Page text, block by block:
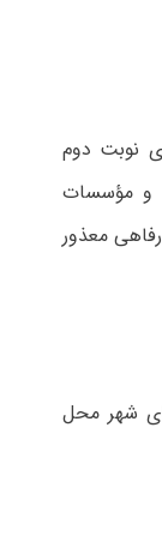
نوبت دوم
و مؤسسات
معذور
شهر محل